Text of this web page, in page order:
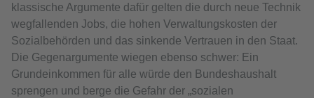
klassische Argumente dafür gelten die durch neue Technik
wegfallenden Jobs, die hohen Verwaltungskosten der
Sozialbehörden und das sinkende Vertrauen in den Staat.
Die Gegenargumente wiegen ebenso schwer: Ein
Grundeinkommen für alle würde den Bundeshaushalt
sprengen und berge die Gefahr der „sozialen